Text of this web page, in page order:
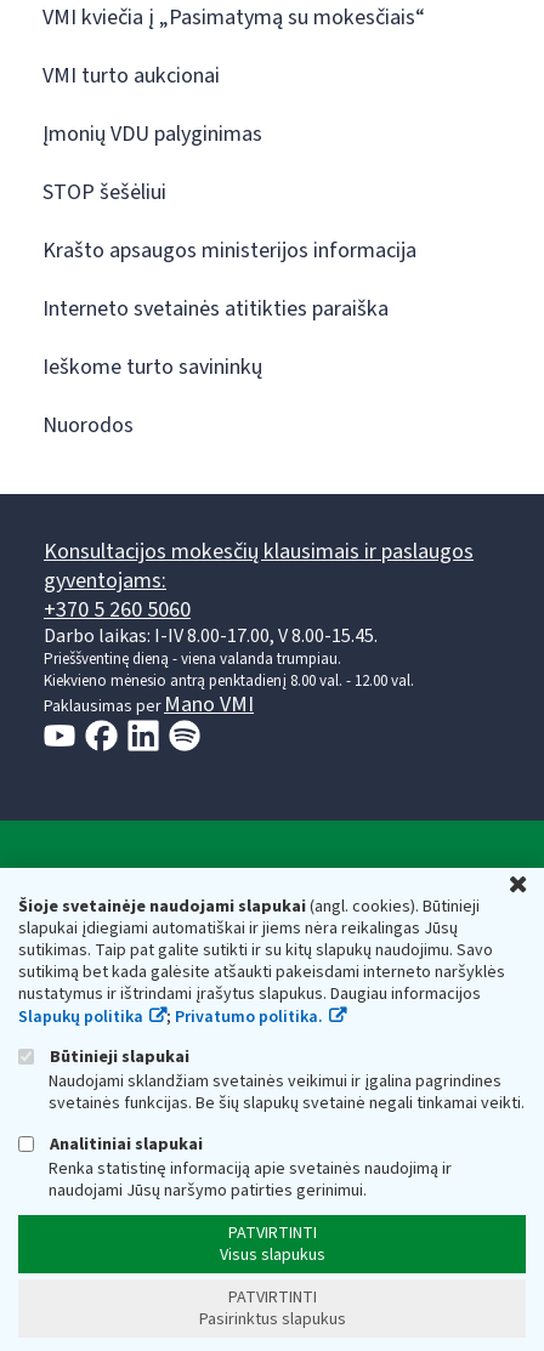
Šioje svetainėje naudojami slapukai(angl. cookies). Būtinieji
slapukai įdiegiami automatiškai ir jiems nėra reikalingas Jūsų
sutikimas. Taip pat galite sutikti ir su kitų slapukų naudojimu. Savo
sutikimą bet kada galėsite atšaukti pakeisdami interneto naršyklės
nustatymus ir ištrindami įrašytus slapukus. Daugiau informacijos
Slapukų politika
; Privatumo politika.
Būtinieji slapukai
Naudojami sklandžiam svetainės veikimui ir įgalina pagrindines
svetainės funkcijas. Be šių slapukų svetainė negali tinkamai veikti.
Analitiniai slapukai
Renka statistinę informaciją apie svetainės naudojimą ir
naudojami Jūsų naršymo patirties gerinimui.
PATVIRTINTI
Visus slapukus
PATVIRTINTI
Pasirinktus slapukus
VMI kviečia į „Pasimatymą su mokesčiais“
VMI turto aukcionai
Įmonių VDU palyginimas
STOP šešėliui
Krašto apsaugos ministerijos informacija
Interneto svetainės atitikties paraiška
Ieškome turto savininkų
Nuorodos
Konsultacijos mokesčių klausimais ir paslaugos
gyventojams:
+370 5 260 5060
Darbo laikas: I-IV 8.00-17.00, V 8.00-15.45.
Prieššventinę dieną - viena valanda trumpiau.
Kiekvieno mėnesio antrą penktadienį 8.00 val. - 12.00 val.
Paklausimas per Mano VMI
Respublikos finansų ministerijos
Biudžetinė įstaiga. Juridinio asmens kodas — 188659752,
adresas: Vasario 16-osios g. 14, 01107 Vilnius, Lietuva, el.paštas:
vmi@vmi.lt, E. pristatymo dėžutės adresas 188659752
Duomenys apie Valstybinę mokesčių inspekciją prie Lietuvos
Respublikos finansų ministerijos kaupiami ir saugomi Juridinių